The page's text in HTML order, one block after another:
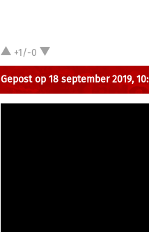
+1/-0
Gepost op 18 september 2019,